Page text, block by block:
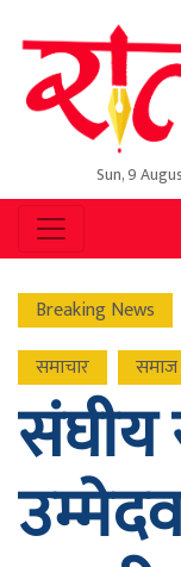
Sun, 9
Breaking News
समाचार
समाज